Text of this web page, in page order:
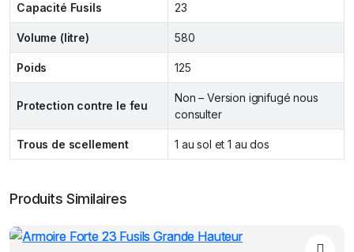
Capacité Fusils 23
Volume (litre) 580
Poids 125
Protection contre le feu
Non – Version ignifugé nous
consulter
Trous de scellement 1 au sol et 1 au dos
Produits Similaires